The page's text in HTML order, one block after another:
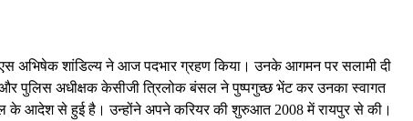
अभिषेक शांडिल्य ने आज पदभार ग्रहण किया। उनके आगमन पर सलामी दी
और पुलिस अधीक्षक केसीजी त्रिलोक बंसल ने पुष्पगुच्छ भेंट कर उनका स्वागत
के आदेश से हुई है। उन्होंने अपने करियर की शुरुआत 2008 में रायपुर से की।